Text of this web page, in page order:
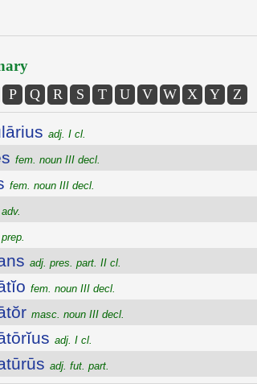
P Q R S T U V W X Y Z
adj. I cl.
fem. noun III decl.
fem. noun III decl.
adv.
prep.
adj. pres. part. II cl.
fem. noun III decl.
masc. noun III decl.
adj. I cl.
adj. fut. part.